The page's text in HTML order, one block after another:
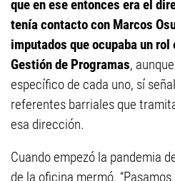
que en ese entonces era el
tenía contacto con Marcos
imputados que ocupaba un
Gestión de Programas,
específico de cada uno, sí
referentes barriales que
esa dirección.
Cuando empezó la pandemia
de la oficina mermó.